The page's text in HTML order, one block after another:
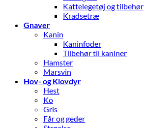
Kattelegetøj og tilbehør
Kradsetræ
Gnaver
Kanin
Kaninfoder
Tilbehør til kaniner
Hamster
Marsvin
Hov- og Klovdyr
Hest
Ko
Gris
Får og geder